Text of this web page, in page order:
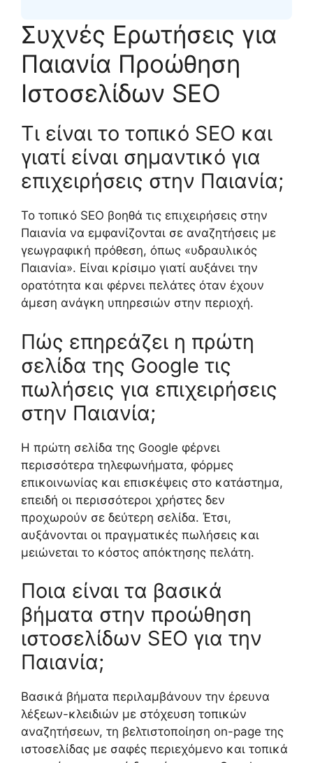
Συχνές Ερωτήσεις για
Παιανία Προώθηση
Ιστοσελίδων SEO
Τι είναι το τοπικό SEO και
γιατί είναι σημαντικό για
επιχειρήσεις στην Παιανία;
Το τοπικό SEO βοηθά τις επιχειρήσεις στην
Παιανία να εμφανίζονται σε αναζητήσεις με
γεωγραφική πρόθεση, όπως «υδραυλικός
Παιανία». Είναι κρίσιμο γιατί αυξάνει την
ορατότητα και φέρνει πελάτες όταν έχουν
άμεση ανάγκη υπηρεσιών στην περιοχή.
Πώς επηρεάζει η πρώτη
σελίδα της Google τις
πωλήσεις για επιχειρήσεις
στην Παιανία;
Η πρώτη σελίδα της Google φέρνει
περισσότερα τηλεφωνήματα, φόρμες
επικοινωνίας και επισκέψεις στο κατάστημα,
επειδή οι περισσότεροι χρήστες δεν
προχωρούν σε δεύτερη σελίδα. Έτσι,
αυξάνονται οι πραγματικές πωλήσεις και
μειώνεται το κόστος απόκτησης πελάτη.
Ποια είναι τα βασικά
βήματα στην προώθηση
ιστοσελίδων SEO για την
Παιανία;
Βασικά βήματα περιλαμβάνουν την έρευνα
λέξεων-κλειδιών με στόχευση τοπικών
αναζητήσεων, τη βελτιστοποίηση on-page της
ιστοσελίδας με σαφές περιεχόμενο και τοπικά